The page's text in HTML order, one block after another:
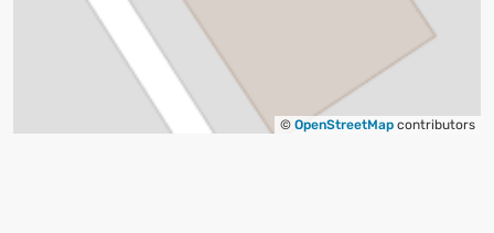
© OpenStreetMap contributors